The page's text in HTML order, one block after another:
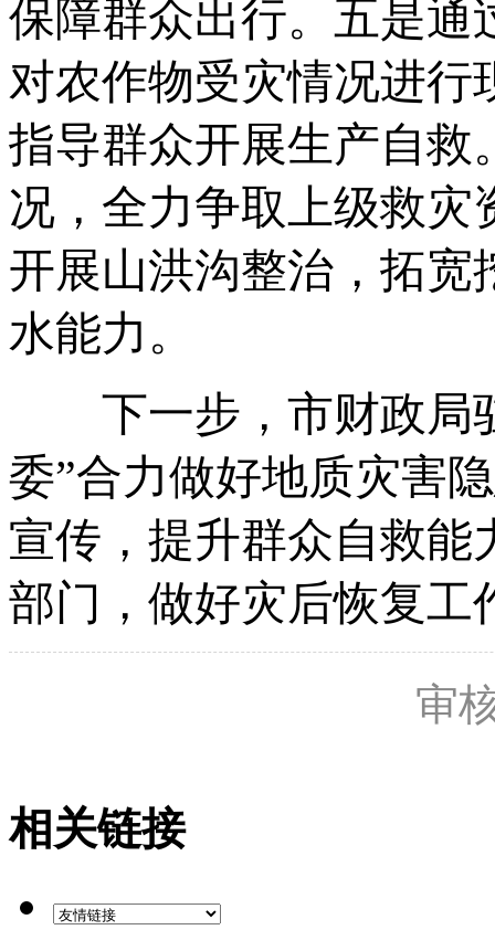
保障群众出行。五是通
对农作物受灾情况进行
指导群众开展生产自救
况，全力争取上级救灾
开展山洪沟整治，拓宽
水能力。
下一步，市财政局
委”合力做好地质灾害
宣传，提升群众自救能
部门，做好灾后恢复工
审
相关链接